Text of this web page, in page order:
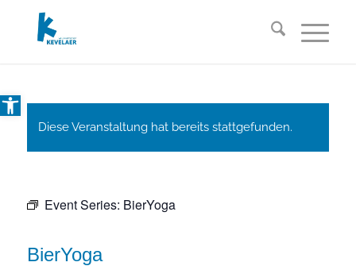
Open toolbar
Diese Veranstaltung hat bereits stattgefunden.
Event Series: BierYoga
BierYoga